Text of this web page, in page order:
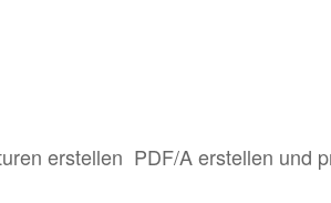
erstellen PDF/A erstellen und